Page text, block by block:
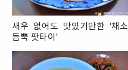
새우 없어도 맛있기만한 '채소
듬뿍 팟타이'